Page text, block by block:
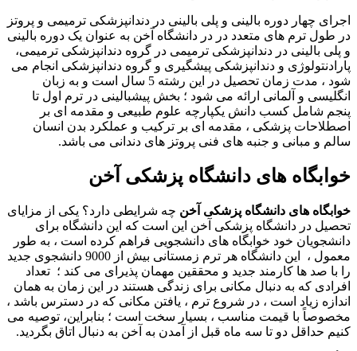
اجرای چهار دوره بالینی و پلی بالینی در دندانپزشکی ترمیمی و پروتز
در طول ترم های متعدد در در دانشگاه آخن به عنوان یک دوره بالینی
و پلی بالینی در دندانپزشکی ترمیمی در گروه دندانپزشکی ترمیمی،
پارادنتولوژی و دندانپزشکی پیشگیری و گروه دندانپزشکی انجام می
شود ، مدت زمان تحصیل در این رشته 5 سال است و به زبان
انگلیسی و آلمانی ارائه می شود ؛ بخش پیشبالینی در ترم اول تا
پنجم شامل کسب دانش یکپارچه علوم طبیعی و مقدمه ای بر
اصطلاحات پزشکی ، مقدمه ای بر ترکیب و عملکرد بدن انسان
سالم و مبانی و جنبه های فنی پروتز های دندانی می باشد.
خوابگاه های دانشگاه پزشکی آخن
خوابگاه های دانشگاه پزشکی آخن چه شرایطی دارد؟ یکی از مزایای
تحصیل در دانشگاه پزشکی آخن این است که این دانشگاه برای
دانشجویان خود خوابگاه های دانشجویی فراهم کرده است ، به طور
معمول ، این دانشگاه هر ترم زمستانی بیش از 9000 دانشجوی جدید
را با صد ها کارمند جدید و محققین مهمان پذیرای می کند ؛ تعداد
افرادی که به دنبال مکانی برای زندگی هستند در این زمان به همان
اندازه زیاد است ، در شروع ترم ، یافتن مکانی که در دسترس باشد ،
مخصوصاً با قیمت مناسب ، بسیار سخت است ؛ بنابراین، توصیه می
کنیم حداقل دو تا سه ماه قبل از آمدن به آخن به دنبال اتاق بگردید.